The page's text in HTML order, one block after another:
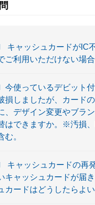
キャッシュカードがIC
ご利用いただけない場合
今使っているデビット
損しましたが、カード
、デザイン変更やブラ
はできますか。※汚損
む。
キャッシュカードの再
キャッシュカードが届
カードはどうしたらよ